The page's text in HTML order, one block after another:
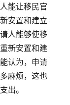
能让移民官
安置和建立
人能够使移
新安置和建
认为，申请
麻烦，这也
出。